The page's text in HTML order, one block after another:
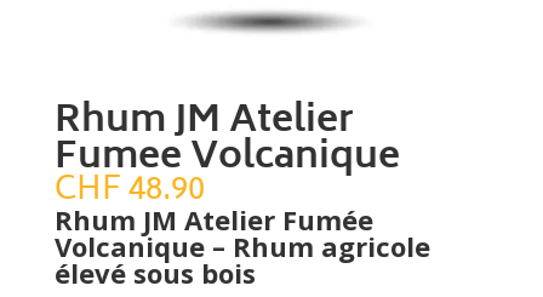
Rhum JM Atelier
Fumee Volcanique
CHF48.90
Rhum JM Atelier Fumée
Volcanique – Rhum agricole
élevé sous bois